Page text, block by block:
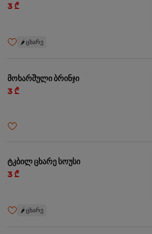
3 ₾
🌶️ ცხარე
მოხარშული ბრინჯი
3 ₾
ტკბილ ცხარე სოუსი
3 ₾
🌶️ ცხარე